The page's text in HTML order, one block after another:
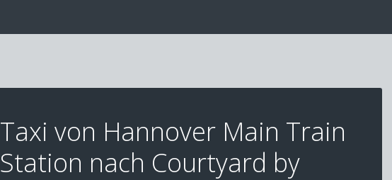
Taxi von Hannover Main Train
Station nach Courtyard by